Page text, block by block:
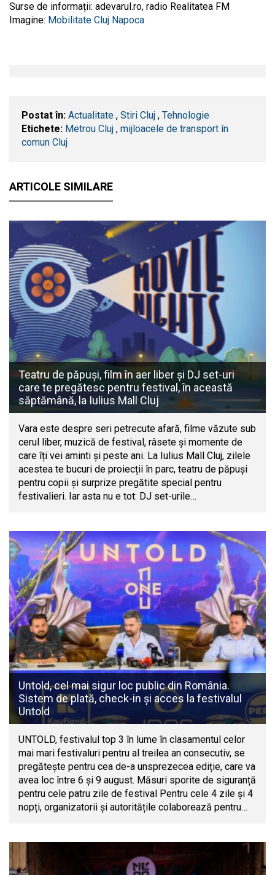
Surse de informații: adevarul.ro, radio Realitatea FM
Imagine: Mobilitate Cluj Napoca
Postat în: Actualitate , Stiri Cluj , Tehnologie
Etichete: Metrou Cluj , mijloacele de transport în
comun Cluj
ARTICOLE SIMILARE
Teatru de păpuși, film în aer liber și DJ set-uri
care te pregătesc pentru festival, în această
săptămână, la Iulius Mall Cluj
Vara este despre seri petrecute afară, filme văzute sub
cerul liber, muzică de festival, râsete și momente de
care îți vei aminti și peste ani. La Iulius Mall Cluj, zilele
acestea te bucuri de proiecții în parc, teatru de păpuși
pentru copii și surprize pregătite special pentru
festivalieri. Iar asta nu e tot: DJ set-urile…
Untold, cel mai sigur loc public din România.
Sistem de plată, check-in și acces la festivalul
Untold
UNTOLD, festivalul top 3 în lume în clasamentul celor
mai mari festivaluri pentru al treilea an consecutiv, se
pregătește pentru cea de-a unsprezecea ediție, care va
avea loc între 6 și 9 august. Măsuri sporite de siguranță
pentru cele patru zile de festival Pentru cele 4 zile și 4
nopți, organizatorii și autoritățile colaborează pentru…